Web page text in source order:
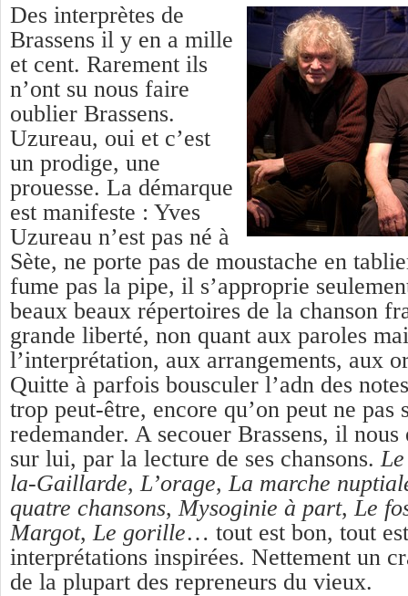
Des interprètes de
Brassens il y en a mille
et cent. Rarement ils
n’ont su nous faire
oublier Brassens.
Uzureau, oui et c’est
un prodige, une
prouesse. La démarque
est manifeste : Yves
Uzureau n’est pas né à
Sète, ne porte pas de moustache en
fume pas la pipe, il s’approprie
beaux beaux répertoires de la chanson
grande liberté, non quant aux paroles
l’interprétation, aux arrangements, aux
Quitte à parfois bousculer l’adn des
trop peut-être, encore qu’on peut ne pas
redemander. A secouer Brassens, il nous
sur lui, par la lecture de ses chansons.
la-Gaillarde, L’orage, La marche
quatre chansons, Mysoginie à part, Le
Margot, Le gorille… tout est bon, tout
interprétations inspirées. Nettement un
de la plupart des repreneurs du vieux.